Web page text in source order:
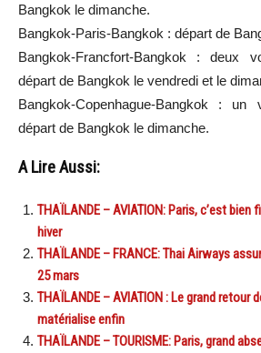
Bangkok le dimanche.
Bangkok-Paris-Bangkok : départ de
Bangkok-Francfort-Bangkok : deux
départ de Bangkok le vendredi et le
Bangkok-Copenhague-Bangkok :
départ de Bangkok le dimanche.
A Lire Aussi:
THAÏLANDE – AVIATION: Paris, c’est
hiver
THAÏLANDE – FRANCE: Thai Airways
25 mars
THAÏLANDE – AVIATION : Le grand retour
matérialise enfin
THAÏLANDE – TOURISME: Paris, grand